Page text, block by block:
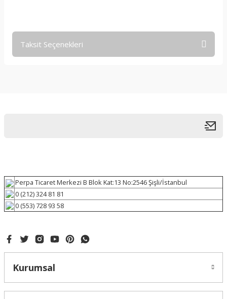
Taksit Seçenekleri
Perpa Ticaret Merkezi B Blok Kat:13 No:2546 Şişli/İstanbul
0 (212) 324 81 81
0 (553) 728 93 58
Kurumsal